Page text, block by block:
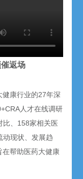
返场
康行业的27年深
人才在线调研
比、158家相关医
动现状、发展趋
在帮助医药大健康